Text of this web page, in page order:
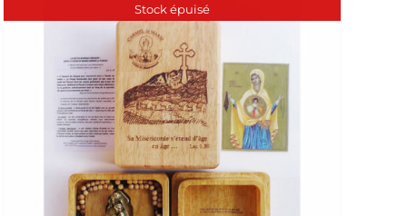
Stock épuisé